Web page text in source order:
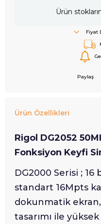
Ürün
Fiyat
Paylaş
Ürün Özellikleri
Rigol DG2052
Fonksiyon Keyfi
DG2000 Serisi ;
standart 16Mpts
dokunmatik
tasarımı ile